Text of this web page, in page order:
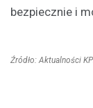
bezpiecznie i
Źródło: Aktualności